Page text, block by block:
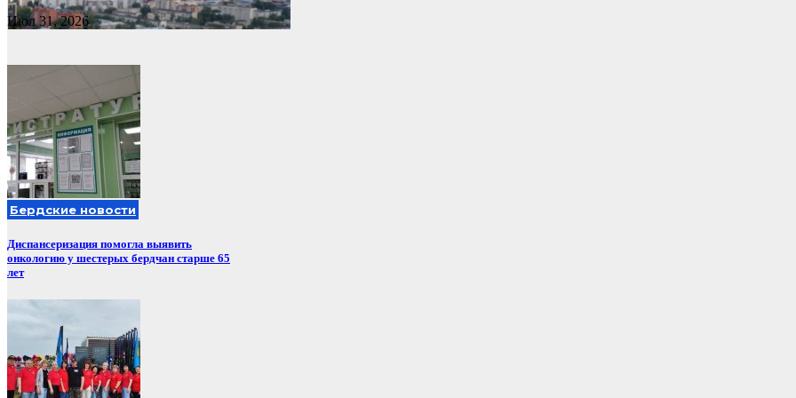
Июл 31, 2026
Бердские новости
Диспансеризация помогла выявить
онкологию у шестерых бердчан старше 65
лет